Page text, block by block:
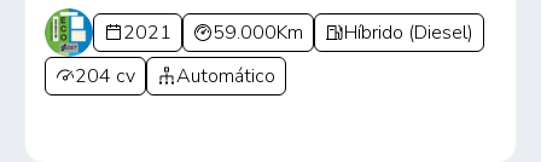
2021 59.000Km
Híbrido (Diesel)
204 cv
Automático